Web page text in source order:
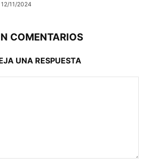
12/11/2024
COMENTARIOS
UNA RESPUESTA